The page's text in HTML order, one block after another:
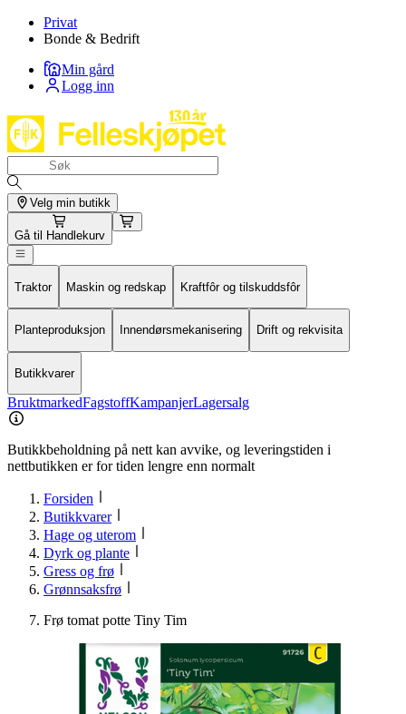
Privat
Bonde & Bedrift
Min gård
Logg inn
Velg min butikk
Gå til Handlekurv
Traktor Maskin og redskap Kraftfôr og tilskuddsfôr
Planteproduksjon Innendørsmekanisering Drift og rekvisita
Butikkvarer
BruktmarkedFagstoffKampanjerLagersalg
Butikkbeholdning på nett kan avvike, og leveringstiden i
nettbutikken er for tiden lengre enn normalt
Forsiden
Butikkvarer
Hage og uterom
Dyrk og plante
Gress og frø
Grønnsaksfrø
Frø tomat potte Tiny Tim